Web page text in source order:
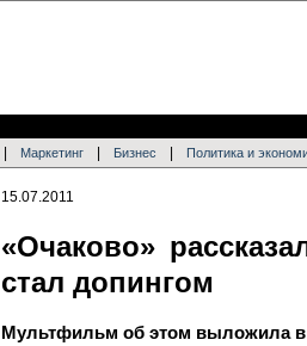
Маркетинг Бизнес Политика и
15.07.2011
«Очаково»
стал допингом
Мультфильм об этом выложила в